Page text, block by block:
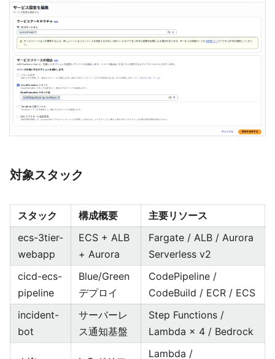
対象スタック
スタック 構成概要
主要リソース
ecs-3tier-
webapp
ECS + ALB
+ Aurora
Fargate / ALB / Aurora
Serverless v2
cicd-ecs-
pipeline
Blue/Green
デプロイ
CodePipeline /
CodeBuild / ECR / ECS
incident-
bot
サーバーレ
ス通知基盤
Step Functions /
Lambda × 4 / Bedrock
Lambda /